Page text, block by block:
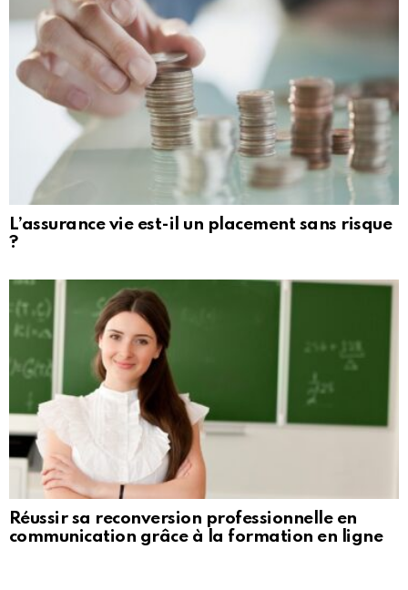
L’assurance vie est-il un placement sans risque
?
Réussir sa reconversion professionnelle en
communication grâce à la formation en ligne